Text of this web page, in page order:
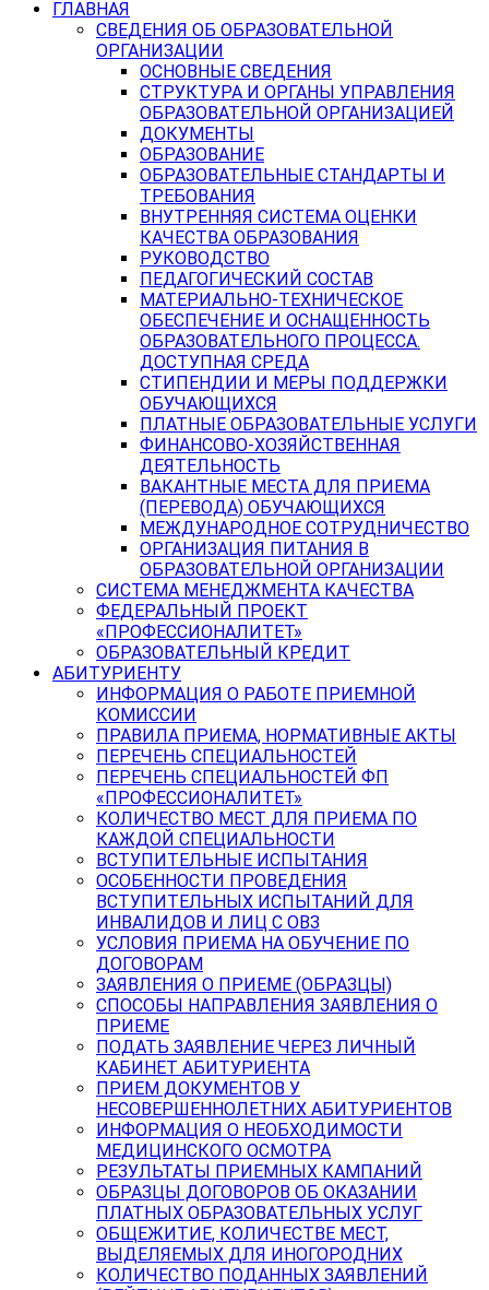
ГЛАВНАЯ
СВЕДЕНИЯ ОБ ОБРАЗОВАТЕЛЬНОЙ
ОРГАНИЗАЦИИ
ОСНОВНЫЕ СВЕДЕНИЯ
СТРУКТУРА И ОРГАНЫ УПРАВЛЕНИЯ
ОБРАЗОВАТЕЛЬНОЙ ОРГАНИЗАЦИЕЙ
ДОКУМЕНТЫ
ОБРАЗОВАНИЕ
ОБРАЗОВАТЕЛЬНЫЕ СТАНДАРТЫ И
ТРЕБОВАНИЯ
ВНУТРЕННЯЯ СИСТЕМА ОЦЕНКИ
КАЧЕСТВА ОБРАЗОВАНИЯ
РУКОВОДСТВО
ПЕДАГОГИЧЕСКИЙ СОСТАВ
МАТЕРИАЛЬНО-ТЕХНИЧЕСКОЕ
ОБЕСПЕЧЕНИЕ И ОСНАЩЕННОСТЬ
ОБРАЗОВАТЕЛЬНОГО ПРОЦЕССА.
ДОСТУПНАЯ СРЕДА
СТИПЕНДИИ И МЕРЫ ПОДДЕРЖКИ
ОБУЧАЮЩИХСЯ
ПЛАТНЫЕ ОБРАЗОВАТЕЛЬНЫЕ УСЛУГИ
ФИНАНСОВО-ХОЗЯЙСТВЕННАЯ
ДЕЯТЕЛЬНОСТЬ
ВАКАНТНЫЕ МЕСТА ДЛЯ ПРИЕМА
(ПЕРЕВОДА) ОБУЧАЮЩИХСЯ
МЕЖДУНАРОДНОЕ СОТРУДНИЧЕСТВО
ОРГАНИЗАЦИЯ ПИТАНИЯ В
ОБРАЗОВАТЕЛЬНОЙ ОРГАНИЗАЦИИ
СИСТЕМА МЕНЕДЖМЕНТА КАЧЕСТВА
ФЕДЕРАЛЬНЫЙ ПРОЕКТ
«ПРОФЕССИОНАЛИТЕТ»
ОБРАЗОВАТЕЛЬНЫЙ КРЕДИТ
АБИТУРИЕНТУ
ИНФОРМАЦИЯ О РАБОТЕ ПРИЕМНОЙ
КОМИССИИ
ПРАВИЛА ПРИЕМА, НОРМАТИВНЫЕ АКТЫ
ПЕРЕЧЕНЬ СПЕЦИАЛЬНОСТЕЙ
ПЕРЕЧЕНЬ СПЕЦИАЛЬНОСТЕЙ ФП
«ПРОФЕССИОНАЛИТЕТ»
КОЛИЧЕСТВО МЕСТ ДЛЯ ПРИЕМА ПО
КАЖДОЙ СПЕЦИАЛЬНОСТИ
ВСТУПИТЕЛЬНЫЕ ИСПЫТАНИЯ
ОСОБЕННОСТИ ПРОВЕДЕНИЯ
ВСТУПИТЕЛЬНЫХ ИСПЫТАНИЙ ДЛЯ
ИНВАЛИДОВ И ЛИЦ С ОВЗ
УСЛОВИЯ ПРИЕМА НА ОБУЧЕНИЕ ПО
ДОГОВОРАМ
ЗАЯВЛЕНИЯ О ПРИЕМЕ (ОБРАЗЦЫ)
СПОСОБЫ НАПРАВЛЕНИЯ ЗАЯВЛЕНИЯ О
ПРИЕМЕ
ПОДАТЬ ЗАЯВЛЕНИЕ ЧЕРЕЗ ЛИЧНЫЙ
КАБИНЕТ АБИТУРИЕНТА
ПРИЕМ ДОКУМЕНТОВ У
НЕСОВЕРШЕННОЛЕТНИХ АБИТУРИЕНТОВ
ИНФОРМАЦИЯ О НЕОБХОДИМОСТИ
МЕДИЦИНСКОГО ОСМОТРА
РЕЗУЛЬТАТЫ ПРИЕМНЫХ КАМПАНИЙ
ОБРАЗЦЫ ДОГОВОРОВ ОБ ОКАЗАНИИ
ПЛАТНЫХ ОБРАЗОВАТЕЛЬНЫХ УСЛУГ
ОБЩЕЖИТИЕ, КОЛИЧЕСТВЕ МЕСТ,
ВЫДЕЛЯЕМЫХ ДЛЯ ИНОГОРОДНИХ
КОЛИЧЕСТВО ПОДАННЫХ ЗАЯВЛЕНИЙ